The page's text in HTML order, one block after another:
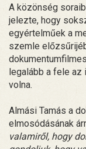
A közönség
jelezte, hogy
egyértelműek a
szemle
legalább a fele
volna.
Almási Tamás a
elmosódásának
valamiről, hogy